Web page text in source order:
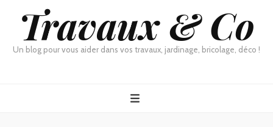
Travaux & Co
Un blog pour vous aider dans vos travaux, jardinage, bricolage, déco !